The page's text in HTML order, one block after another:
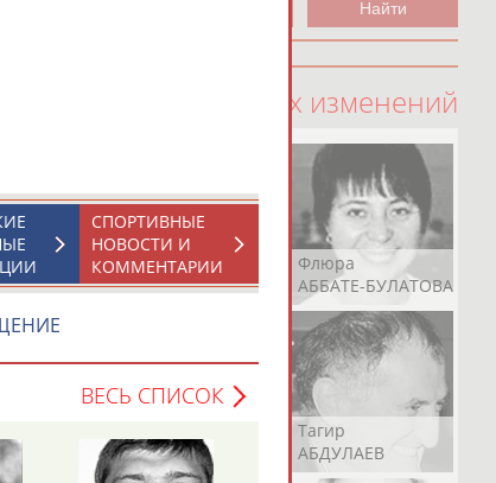
100 последних изменений
Ростом
АБАШИДЗЕ
Флюра
АББАТЕ-БУЛАТОВА
АБДУЛАЕВ
Тагир
АБДУЛАЕВ
СПОРТИВНЫЕ
НОВОСТИ И
КОММЕНТАРИИ
ВЕСЬ СПИСОК